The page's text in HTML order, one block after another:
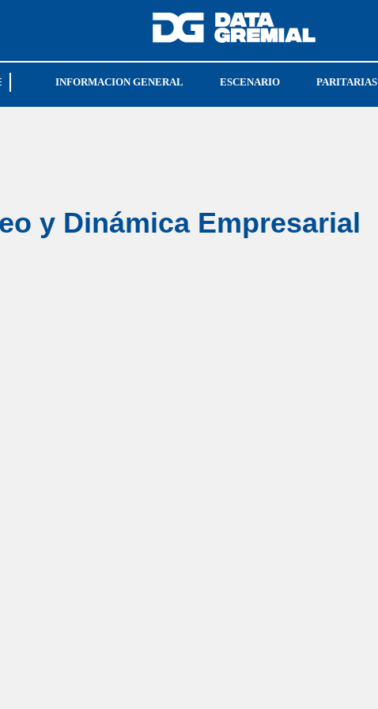
BASES CGT UPSRA
INFORMACION GENERAL ESCENARIO PARITARIAS
y Dinámica Empresarial